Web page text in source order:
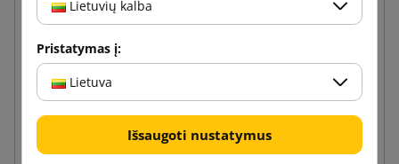
Lietuvių kalba
Pristatymas į:
Lietuva
Išsaugoti nustatymus